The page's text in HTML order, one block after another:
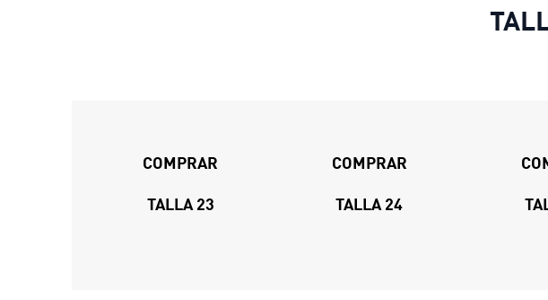
COMPRAR
TALLA 23
COMPRAR
TALLA 24